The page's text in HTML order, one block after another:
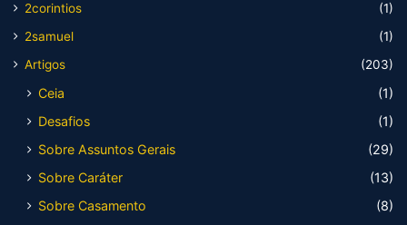
2corintios
(1)
2samuel
(1)
Artigos
(203)
Ceia
(1)
Desafios
(1)
Sobre Assuntos Gerais
(29)
Sobre Caráter
(13)
Sobre Casamento
(8)